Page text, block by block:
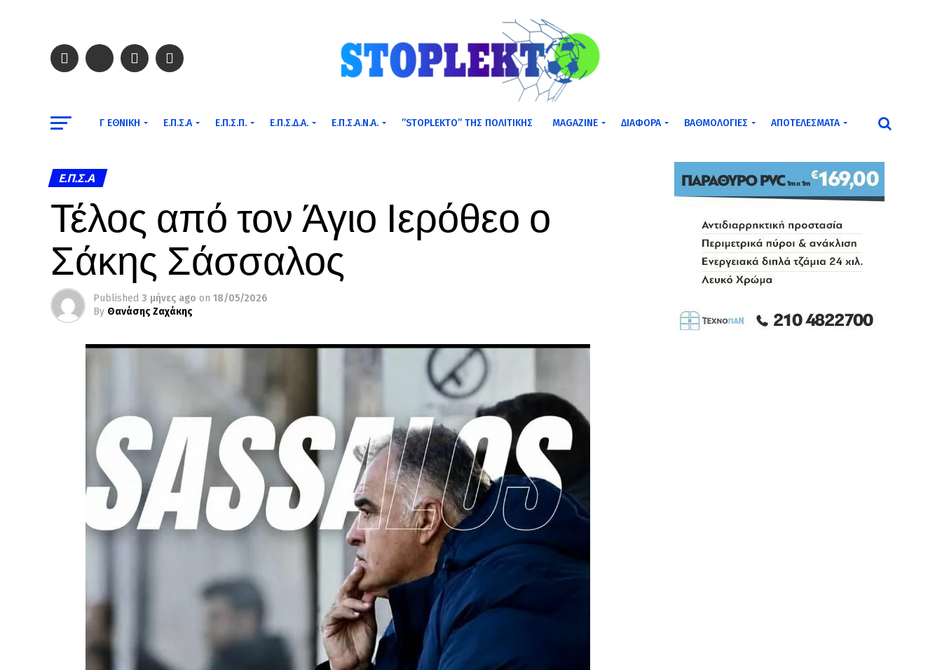
Γ ΕΘΝΙΚΉ Ε.Π.Σ.Α Ε.Π.Σ.Π. Ε.Π.Σ.Δ.Α. Ε.Π.Σ.Α.Ν.Α. ”STOPLEKTO” ΤΗΣ ΠΟΛΙΤΙΚΗΣ MAGAZINE ΔΙΆΦΟΡΑ ΒΑΘΜΟΛΟΓΊΕΣ ΑΠΟΤΕΛΈΣΜΑΤΑ
Ε.Π.Σ.Α
Τέλος από τον Άγιο Ιερόθεο ο
Σάκης Σάσσαλος
Published 3 μήνες ago on 18/05/2026
By Θανάσης Ζαχάκης